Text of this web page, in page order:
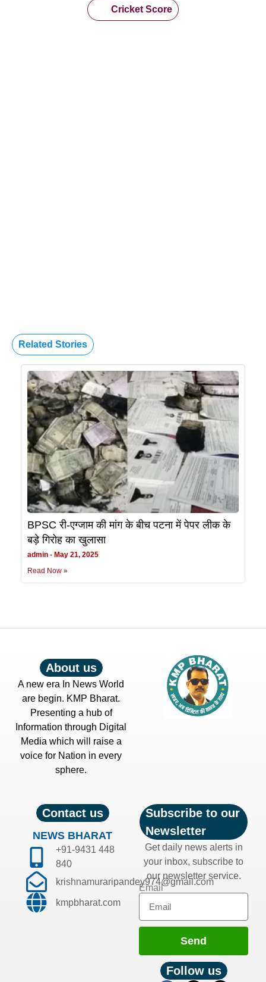
Cricket Score
Related Stories
BPSC री-एग्जाम की मांग के बीच पटना में पेपर लीक के
बड़े गिरोह का खुलासा
admin
May 21, 2025
Read Now »
About us
A new era In News World
are begin. KMP Bharat.
Presenting a hub of
Information through Digital
Media which will raise a
voice for Nation in every
sphere.
Contact us
NEWS BHARAT
+91-9431 448
840
krishnamuraripandey974@gmail.com
kmpbharat.com
Subscribe to our
Newsletter
Get daily news alerts in
your inbox, subscribe to
our newsletter service.
Email
Send
Follow us